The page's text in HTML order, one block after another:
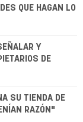
QUE HAGAN LO
Y
DE
SU TIENDA DE
RAZÓN"